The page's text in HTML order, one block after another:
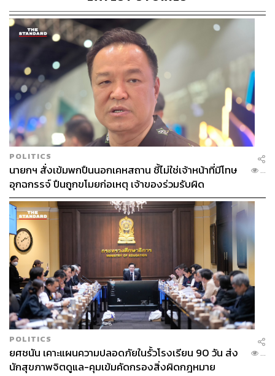
POLITICS
นายกฯ สั่งเข้มพกปืนนอกเคหสถาน ชี้ไม่ใช่เจ้าหน้าที่มีโทษ
อุกฉกรรจ์ ปืนถูกขโมยก่อเหตุ เจ้าของร่วมรับผิด
...
POLITICS
ยศชนัน เคาะแผนความปลอดภัยในรั้วโรงเรียน 90 วัน ส่ง
นักสุขภาพจิตดูแล-คุมเข้มคัดกรองสิ่งผิดกฎหมาย
...